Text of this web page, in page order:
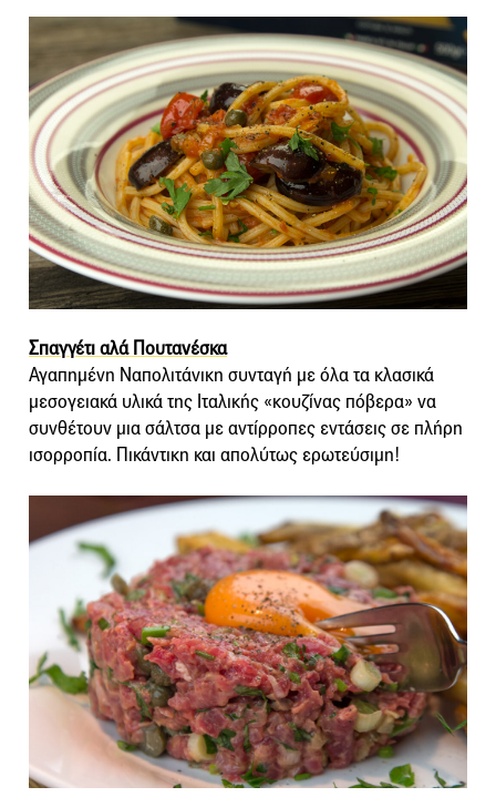
Σπαγγέτι αλά Πουτανέσκα
Αγαπημένη Ναπολιτάνικη συνταγή με όλα τα κλασικά
μεσογειακά υλικά της Ιταλικής «κουζίνας πόβερα» να
συνθέτουν μια σάλτσα με αντίρροπες εντάσεις σε πλήρη
ισορροπία. Πικάντικη και απολύτως ερωτεύσιμη!